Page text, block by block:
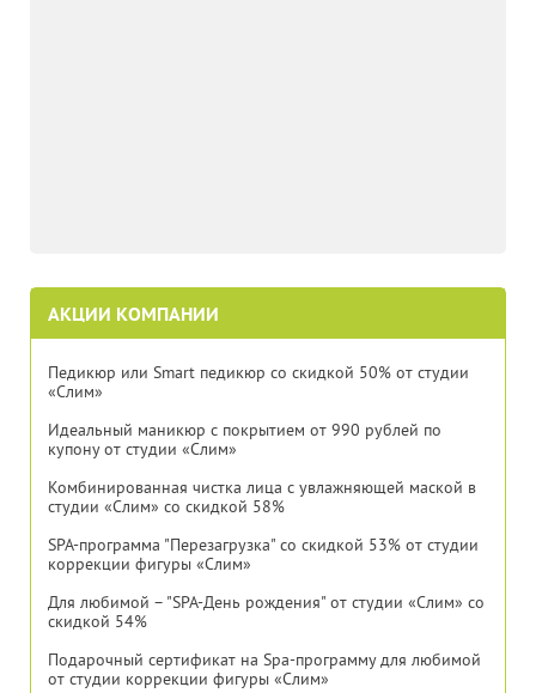
АКЦИИ КОМПАНИИ
Педикюр или Smart педикюр со скидкой 50% от студии
«Слим»
Идеальный маникюр с покрытием от 990 рублей по
купону от студии «Слим»
Комбинированная чистка лица с увлажняющей маской в
студии «Слим» со скидкой 58%
SPA-программа "Перезагрузка" со скидкой 53% от студии
коррекции фигуры «Слим»
Для любимой – "SPA-День рождения" от студии «Слим» со
скидкой 54%
Подарочный сертификат на Spa-программу для любимой
от студии коррекции фигуры «Слим»